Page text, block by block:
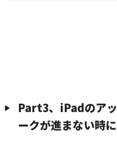
Part3、iPadのア
ークが進まない時